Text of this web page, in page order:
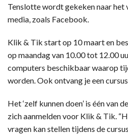
Tenslotte wordt gekeken naar het
media, zoals Facebook.
Klik & Tik start op 10 maart en
op maandag van 10.00 tot 12.00
computers beschikbaar waarop
worden. Ook ontvang je een
Het ‘zelf kunnen doen’ is één van
zich aanmelden voor Klik & Tik.
vragen kan stellen tijdens de